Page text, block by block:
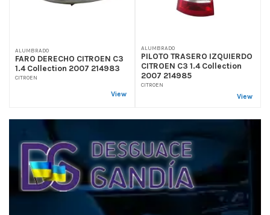
ALUMBRADO
FARO DERECHO CITROEN C3
1.4 Collection 2007 214983
CITROEN
View
ALUMBRADO
PILOTO TRASERO IZQUIERDO
CITROEN C3 1.4 Collection
2007 214985
CITROEN
View